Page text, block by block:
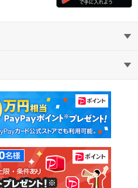
中古マンション
中古一戸建て
土地
教えて！住まいの先生